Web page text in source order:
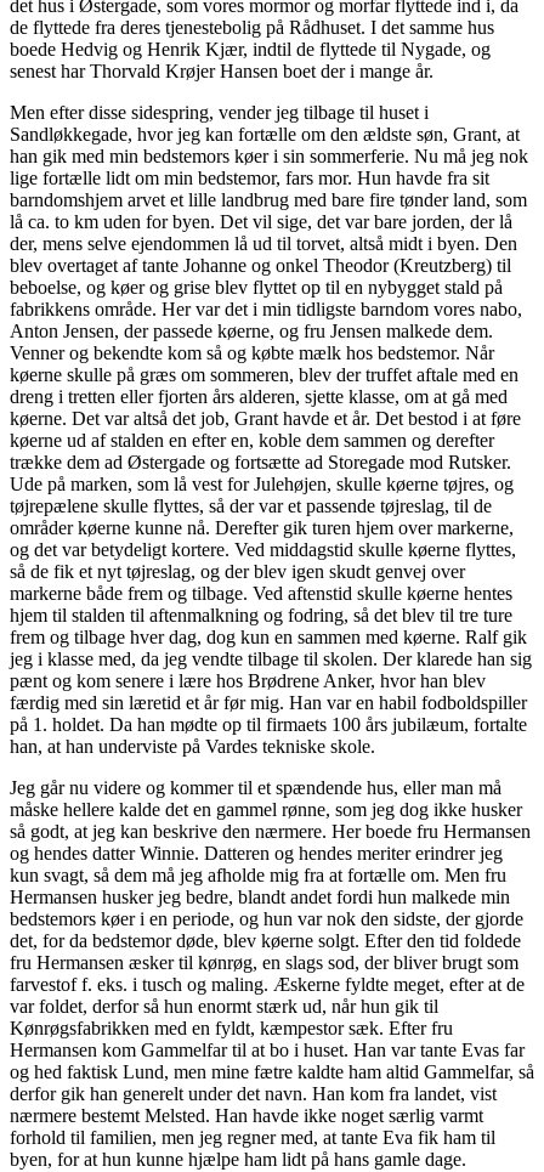
det hus i Østergade, som vores mormor og morfar flyttede ind i, da
de flyttede fra deres tjenestebolig på Rådhuset. I det samme hus
boede Hedvig og Henrik Kjær, indtil de flyttede til Nygade, og
senest har Thorvald Krøjer Hansen boet der i mange år.
Men efter disse sidespring, vender jeg tilbage til huset i
Sandløkkegade, hvor jeg kan fortælle om den ældste søn, Grant, at
han gik med min bedstemors køer i sin sommerferie. Nu må jeg nok
lige fortælle lidt om min bedstemor, fars mor. Hun havde fra sit
barndomshjem arvet et lille landbrug med bare fire tønder land, som
lå ca. to km uden for byen. Det vil sige, det var bare jorden, der lå
der, mens selve ejendommen lå ud til torvet, altså midt i byen. Den
blev overtaget af tante Johanne og onkel Theodor (Kreutzberg) til
beboelse, og køer og grise blev flyttet op til en nybygget stald på
fabrikkens område. Her var det i min tidligste barndom vores nabo,
Anton Jensen, der passede køerne, og fru Jensen malkede dem.
Venner og bekendte kom så og købte mælk hos bedstemor. Når
køerne skulle på græs om sommeren, blev der truffet aftale med en
dreng i tretten eller fjorten års alderen, sjette klasse, om at gå med
køerne. Det var altså det job, Grant havde et år. Det bestod i at føre
køerne ud af stalden en efter en, koble dem sammen og derefter
trække dem ad Østergade og fortsætte ad Storegade mod Rutsker.
Ude på marken, som lå vest for Julehøjen, skulle køerne tøjres, og
tøjrepælene skulle flyttes, så der var et passende tøjreslag, til de
områder køerne kunne nå. Derefter gik turen hjem over markerne,
og det var betydeligt kortere. Ved middagstid skulle køerne flyttes,
så de fik et nyt tøjreslag, og der blev igen skudt genvej over
markerne både frem og tilbage. Ved aftenstid skulle køerne hentes
hjem til stalden til aftenmalkning og fodring, så det blev til tre ture
frem og tilbage hver dag, dog kun en sammen med køerne. Ralf gik
jeg i klasse med, da jeg vendte tilbage til skolen. Der klarede han sig
pænt og kom senere i lære hos Brødrene Anker, hvor han blev
færdig med sin læretid et år før mig. Han var en habil fodboldspiller
på 1. holdet. Da han mødte op til firmaets 100 års jubilæum, fortalte
han, at han underviste på Vardes tekniske skole.
Jeg går nu videre og kommer til et spændende hus, eller man må
måske hellere kalde det en gammel rønne, som jeg dog ikke husker
så godt, at jeg kan beskrive den nærmere. Her boede fru Hermansen
og hendes datter Winnie. Datteren og hendes meriter erindrer jeg
kun svagt, så dem må jeg afholde mig fra at fortælle om. Men fru
Hermansen husker jeg bedre, blandt andet fordi hun malkede min
bedstemors køer i en periode, og hun var nok den sidste, der gjorde
det, for da bedstemor døde, blev køerne solgt. Efter den tid foldede
fru Hermansen æsker til kønrøg, en slags sod, der bliver brugt som
farvestof f. eks. i tusch og maling. Æskerne fyldte meget, efter at de
var foldet, derfor så hun enormt stærk ud, når hun gik til
Kønrøgsfabrikken med en fyldt, kæmpestor sæk. Efter fru
Hermansen kom Gammelfar til at bo i huset. Han var tante Evas far
og hed faktisk Lund, men mine fætre kaldte ham altid Gammelfar, så
derfor gik han generelt under det navn. Han kom fra landet, vist
nærmere bestemt Melsted. Han havde ikke noget særlig varmt
forhold til familien, men jeg regner med, at tante Eva fik ham til
byen, for at hun kunne hjælpe ham lidt på hans gamle dage.